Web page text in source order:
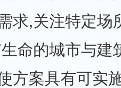
求,关注特定场
命的城市与建
方案具有可实